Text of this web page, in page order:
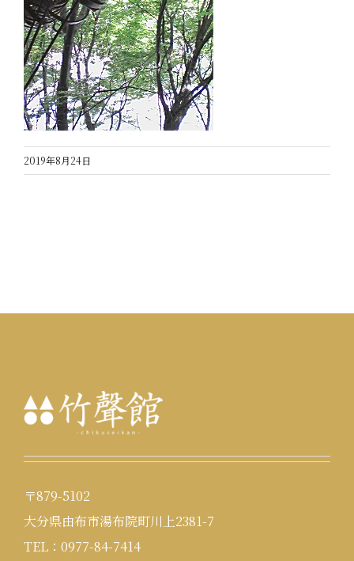
2019年8月24日
〒879-5102
大分県由布市湯布院町川上2381-7
TEL：0977-84-7414